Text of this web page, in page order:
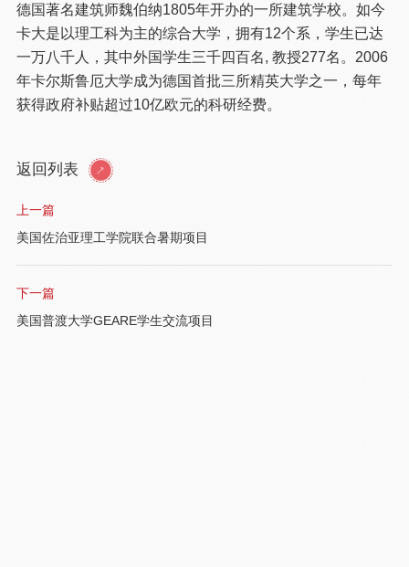
德国著名建筑师魏伯纳1805年开办的一所建筑学校。如今
卡大是以理工科为主的综合大学，拥有12个系，学生已达
一万八千人，其中外国学生三千四百名, 教授277名。2006
年卡尔斯鲁厄大学成为德国首批三所精英大学之一，每年
获得政府补贴超过10亿欧元的科研经费。
返回列表
上一篇
美国佐治亚理工学院联合暑期项目
下一篇
美国普渡大学GEARE学生交流项目